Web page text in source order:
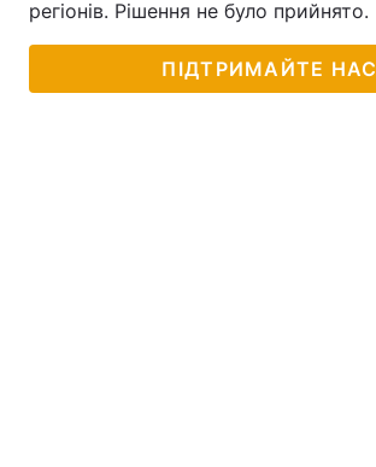
регіонів. Рішення не було прийнято.
ПІДТРИМАЙТЕ НАС